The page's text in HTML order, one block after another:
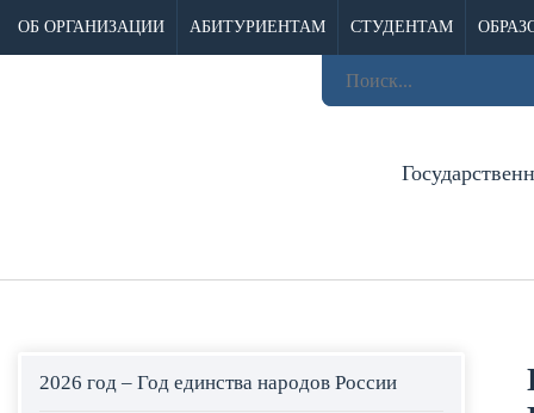
ОБ ОРГАНИЗАЦИИ АБИТУРИЕНТАМ СТУДЕНТАМ
2026 год – Год единства народов России